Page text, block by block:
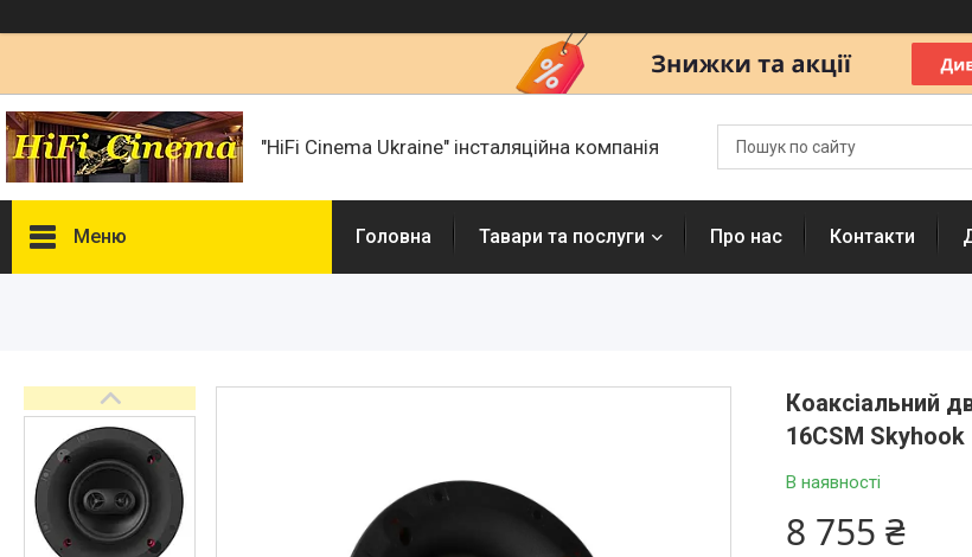
"HiFi Cinema Ukraine" інсталяційна компанія
Меню
Презентації і документи
Про нас
Сертифікати і ліцензії
Відгуки
Головна Тавари та послуги Про нас Контакти
Коаксіальний
16CSM Skyhook
В наявності
8 755 ₴